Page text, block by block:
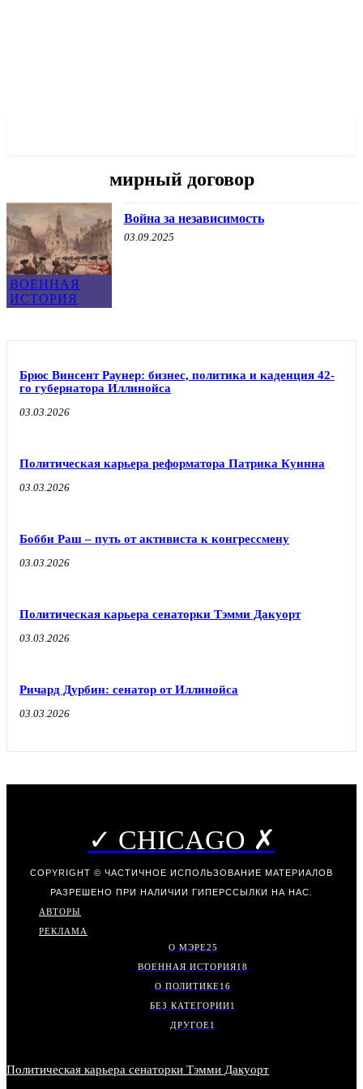
мирный договор
ВОЕННАЯ
ИСТОРИЯ
Война за независимость
03.09.2025
Брюс Винсент Раунер: бизнес, политика и каденция 42-
го губернатора Иллинойса
03.03.2026
Политическая карьера реформатора Патрика Куинна
03.03.2026
Бобби Раш – путь от активиста к конгрессмену
03.03.2026
Политическая карьера сенаторки Тэмми Дакуорт
03.03.2026
Ричард Дурбин: сенатор от Иллинойса
03.03.2026
✓ CHICAGO ✗
COPYRIGHT © ЧАСТИЧНОЕ ИСПОЛЬЗОВАНИЕ МАТЕРИАЛОВ
РАЗРЕШЕНО ПРИ НАЛИЧИИ ГИПЕРССЫЛКИ НА НАС.
АВТОРЫ
РЕКЛАМА
О МЭРЕ25
ВОЕННАЯ ИСТОРИЯ18
О ПОЛИТИКЕ16
БЕЗ КАТЕГОРИИ1
ДРУГОЕ1
Политическая карьера сенаторки Тэмми Дакуорт